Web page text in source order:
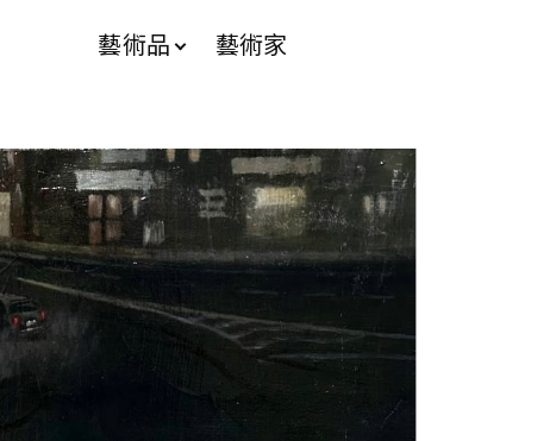
藝術品 藝術家